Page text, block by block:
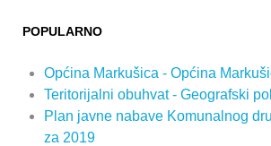
POPULARNO
Općina Markušica - Općina
Teritorijalni obuhvat - Geografski
Plan javne nabave Komunalnog
za 2019